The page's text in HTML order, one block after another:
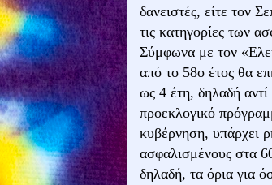
δανειστές, είτε τον
τις κατηγορίες των
Σύμφωνα με τον
από το 58ο έτος θα
ως 4 έτη, δηλαδή
προεκλογικό
κυβέρνηση, υπάρχει
ασφαλισμένους στα
δηλαδή, τα όρια για